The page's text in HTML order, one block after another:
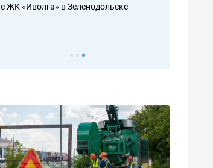
с ЖК «Иволга» в Зеленодольске